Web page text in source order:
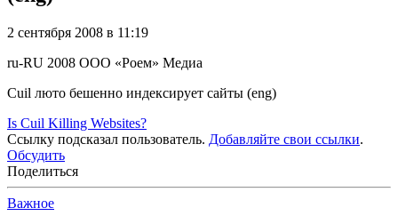
2 сентября 2008 в 11:19
ru-RU 2008 ООО «Роем» Медиа
Cuil люто бешенно индексирует сайты (eng)
Is Cuil Killing Websites?
Ссылку подсказал пользователь. Добавляйте свои ссылки.
Обсудить
Поделиться
Важное